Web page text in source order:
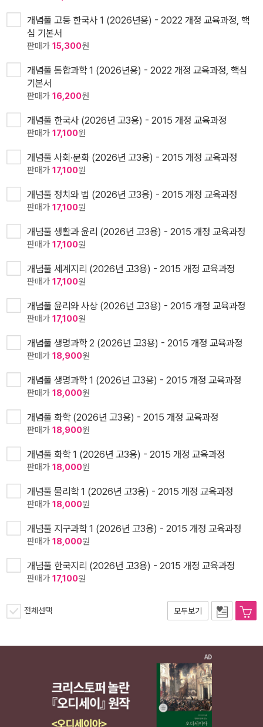
개념풀 고등 한국사 1 (2026년용) - 2022 개정 교육과정, 핵
심 기본서
판매가 15,300원
개념풀 통합과학 1 (2026년용) - 2022 개정 교육과정, 핵심
기본서
판매가 16,200원
개념풀 한국사 (2026년 고3용) - 2015 개정 교육과정
판매가 17,100원
개념풀 사회·문화 (2026년 고3용) - 2015 개정 교육과정
판매가 17,100원
개념풀 정치와 법 (2026년 고3용) - 2015 개정 교육과정
판매가 17,100원
개념풀 생활과 윤리 (2026년 고3용) - 2015 개정 교육과정
판매가 17,100원
개념풀 세계지리 (2026년 고3용) - 2015 개정 교육과정
판매가 17,100원
개념풀 윤리와 사상 (2026년 고3용) - 2015 개정 교육과정
판매가 17,100원
개념풀 생명과학 2 (2026년 고3용) - 2015 개정 교육과정
판매가 18,900원
개념풀 생명과학 1 (2026년 고3용) - 2015 개정 교육과정
판매가 18,000원
개념풀 화학 (2026년 고3용) - 2015 개정 교육과정
판매가 18,900원
개념풀 화학 1 (2026년 고3용) - 2015 개정 교육과정
판매가 18,000원
개념풀 물리학 1 (2026년 고3용) - 2015 개정 교육과정
판매가 18,000원
개념풀 지구과학 1 (2026년 고3용) - 2015 개정 교육과정
판매가 18,000원
개념풀 한국지리 (2026년 고3용) - 2015 개정 교육과정
판매가 17,100원
전체선택 모두보기